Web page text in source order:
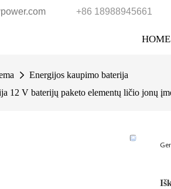
+86 18988945661
HOME
Energijos kaupimo baterija
12 V baterijų paketo elementų ličio jonų